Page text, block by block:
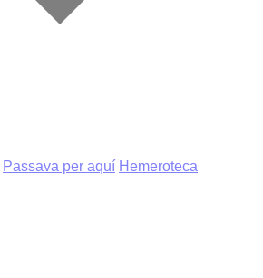
Passava per aquí Hemeroteca